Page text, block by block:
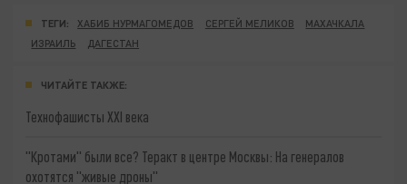
ТЕГИ: ХАБИБ НУРМАГОМЕДОВ СЕРГЕЙ МЕЛИКОВ
МАХАЧКАЛА
ИЗРАИЛЬ
ДАГЕСТАН
ЧИТАЙТЕ ТАКЖЕ:
Технофашисты XXI века
"Кротами" были все? Теракт в центре Москвы: На генералов
охотятся "живые дроны"